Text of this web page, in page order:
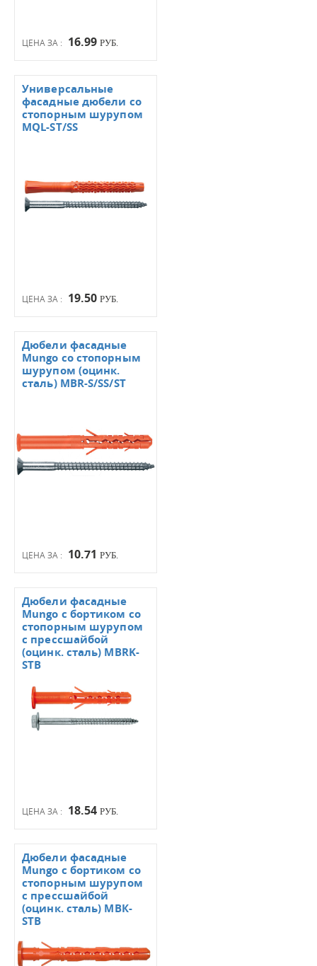
ЦЕНА ЗА : 16.99 РУБ.
ЦЕНА ЗА : 19.50 РУБ.
Универсальные
фасадные дюбели со
стопорным шурупом
MQL-ST/SS
ЦЕНА ЗА : 10.71 РУБ.
Дюбели фасадные
Mungo со стопорным
шурупом (оцинк.
сталь) MBR-S/SS/ST
ЦЕНА ЗА : 18.54 РУБ.
Дюбели фасадные
Mungo с бортиком со
стопорным шурупом
с прессшайбой
(оцинк. сталь) MBRK-
STB
Дюбели фасадные
Mungo с бортиком со
стопорным шурупом
с прессшайбой
(оцинк. сталь) МВК-
STB